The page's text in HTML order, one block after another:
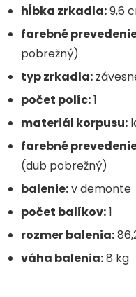
hĺbka zrkadla:9,6
farebné
pobrežný)
typ zrkadla:
počet políc:1
materiál korpusu:
farebné
(dub pobrežný)
balenie:v demonte
počet balíkov:1
rozmer balenia:
váha balenia:8 kg